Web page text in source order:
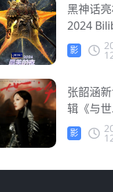
剧
黑神话
2024
跨年晚
外华人
影
张韶涵
辑《与
争》正
线 海外
区限制
影